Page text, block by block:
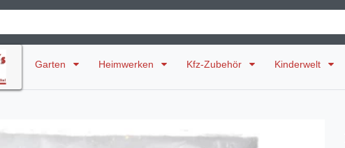
Garten Heimwerken Kfz-Zubehör Kinderwelt